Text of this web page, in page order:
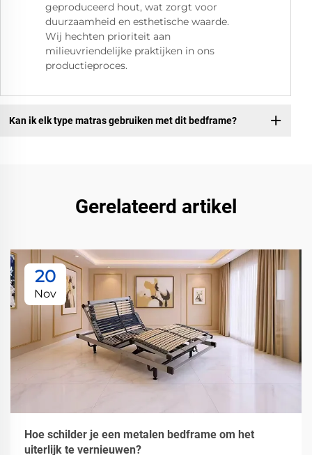
geproduceerd hout, wat zorgt voor
duurzaamheid en esthetische waarde.
Wij hechten prioriteit aan
milieuvriendelijke praktijken in ons
productieproces.
Kan ik elk type matras gebruiken met dit bedframe?
Gerelateerd artikel
20
Nov
Hoe schilder je een metalen bedframe om het
uiterlijk te vernieuwen?